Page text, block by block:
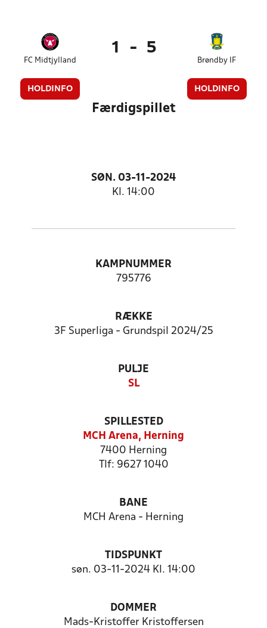
FC Midtjylland
HOLDINFO
1 - 5
Brøndby IF
HOLDINFO
Færdigspillet
SØN. 03-11-2024
Kl. 14:00
KAMPNUMMER
795776
RÆKKE
3F Superliga - Grundspil 2024/25
PULJE
SL
SPILLESTED
MCH Arena, Herning
7400 Herning
Tlf: 9627 1040
BANE
MCH Arena - Herning
TIDSPUNKT
søn. 03-11-2024 Kl. 14:00
DOMMER
Mads-Kristoffer Kristoffersen